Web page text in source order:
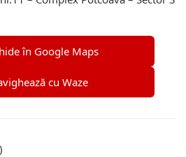
în Google Maps
cu Waze